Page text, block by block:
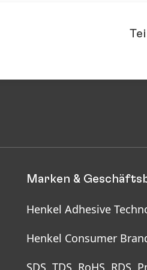
Marken &
Henkel Adhesive
Henkel Consumer
SDS, TDS, RoHS, RDS,